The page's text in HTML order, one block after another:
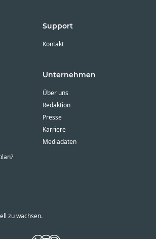
Support
Kontakt
Unternehmen
Über uns
Redaktion
Presse
Karriere
Mediadaten
zu wachsen.